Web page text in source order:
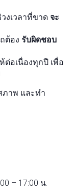
งเวลาที่ขาด จะ
ต้อง รับผิดชอบ
ต่อเนื่องทุกปี เพื่อ
ภาพ และทำ
– 17:00 น.